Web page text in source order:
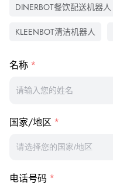
DINERBOT餐饮配送机器人
KLEENBOT清洁机器人
名称
国家/地区
请选择您的国家/地区
电话号码